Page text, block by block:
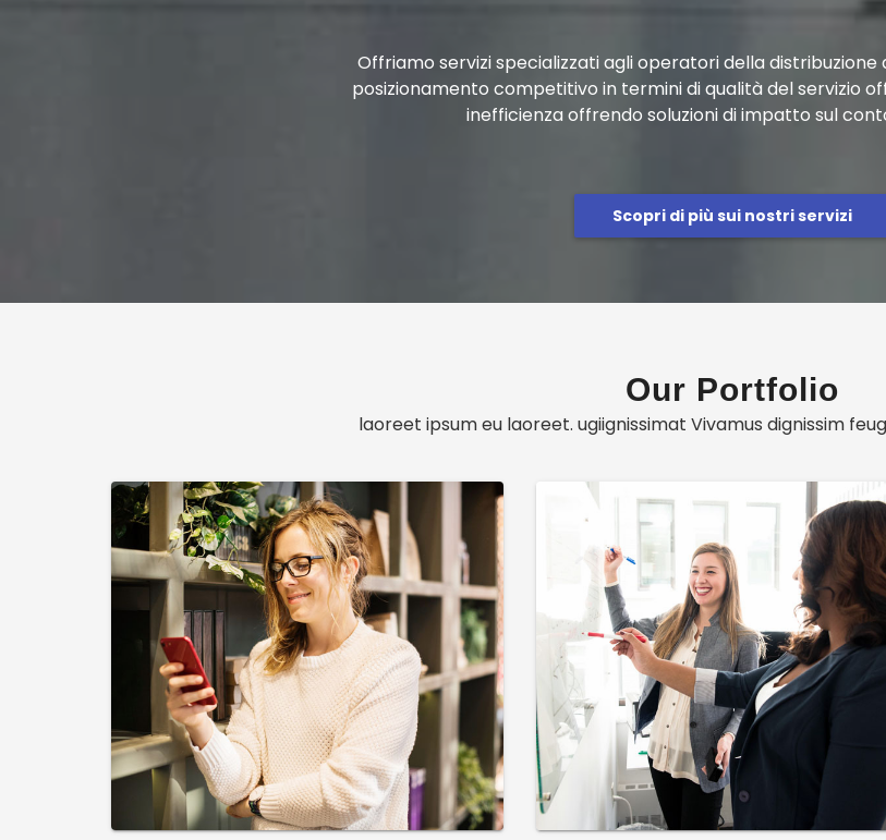
Offriamo servizi specializzati agli operatori della distribuzione
posizionamento competitivo in termini di qualità del servizio
inefficienza offrendo soluzioni di impatto sul
Scopri di più sui nostri servizi
Our Portfolio
laoreet ipsum eu laoreet. ugiignissimat Vivamus dignissim